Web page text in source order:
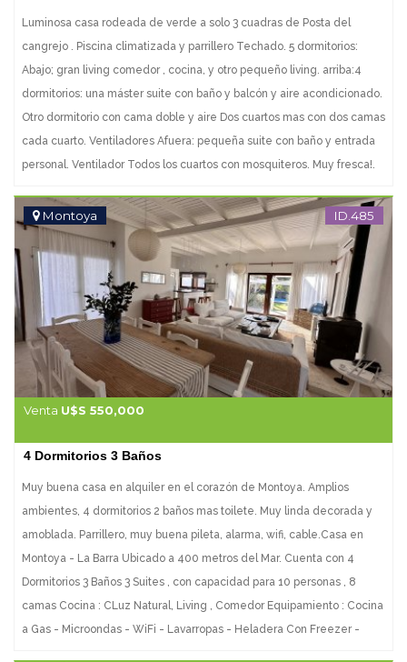
Luminosa casa rodeada de verde a solo 3 cuadras de Posta del
cangrejo . Piscina climatizada y parrillero Techado. 5 dormitorios:
Abajo; gran living comedor , cocina, y otro pequeño living. arriba:4
dormitorios: una máster suite con baño y balcón y aire acondicionado.
Otro dormitorio con cama doble y aire Dos cuartos mas con dos camas
cada cuarto. Ventiladores Afuera: pequeña suite con baño y entrada
personal. Ventilador Todos los cuartos con mosquiteros. Muy fresca!.
jardín con servicio de Jardinero y Piscinero. La casa cuenta con
Alarma y con zona planta baja, Wifi,Tv cable; smart tv. Sabanas y
toallas, reposeras. Lavadero y lavarropa. Cocina full equipe. Baño
social Toda Cercada.
Montoya ID.485
Venta U$S 550,000
4 Dormitorios 3 Baños
Muy buena casa en alquiler en el corazón de Montoya. Amplios
ambientes, 4 dormitorios 2 baños mas toilete. Muy linda decorada y
amoblada. Parrillero, muy buena pileta, alarma, wifi, cable.Casa en
Montoya - La Barra Ubicado a 400 metros del Mar. Cuenta con 4
Dormitorios 3 Baños 3 Suites , con capacidad para 10 personas , 8
camas Cocina : CLuz Natural, Living , Comedor Equipamiento : Cocina
a Gas - Microondas - WiFi - Lavarropas - Heladera Con Freezer -